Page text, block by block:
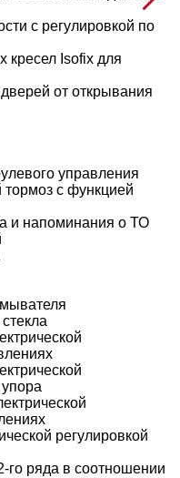
с регулировкой по
кресел Isofix для
от открывания
управления
тормоз с функцией
и напоминания о ТО
регулировкой
го ряда в соотношении